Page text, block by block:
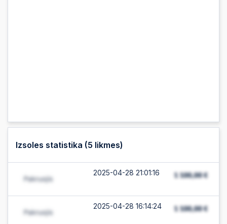
Izsoles statistika (5 likmes)
2025-04-28 21:01:16
2025-04-28 16:14:24